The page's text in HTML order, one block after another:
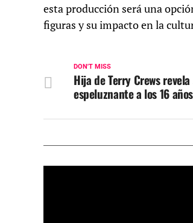
esta producción será una
figuras y su impacto en la
DON'T MISS
Hija de Terry Crews
espeluznante a los 16 años